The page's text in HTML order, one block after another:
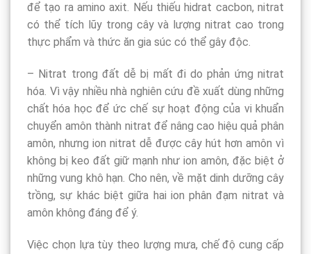
để tạo ra amino axit. Nếu thiếu hidrat cacbon, nitrat
có thể tích lũy trong cây và lượng nitrat cao trong
thực phẩm và thức ăn gia súc có thể gây độc.
– Nitrat trong đất dễ bị mất đi do phản ứng nitrat
hóa. Vì vậy nhiều nhà nghiên cứu đề xuất dùng những
chất hóa học để ức chế sự hoạt động của vi khuẩn
chuyển amôn thành nitrat để nâng cao hiệu quả phân
amôn, nhưng ion nitrat dễ được cây hút hơn amôn vì
không bị keo đất giữ mạnh như ion amôn, đặc biệt ở
những vung khô hạn. Cho nên, về mặt dinh dưỡng cây
trồng, sự khác biệt giữa hai ion phân đạm nitrat và
amôn không đáng để ý.
Việc chọn lựa tùy theo lượng mưa, chế độ cung cấp